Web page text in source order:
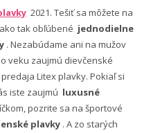
2021. Tešiť sa môžete na
tak obľúbené jednodielne
. Nezabúdame ani na mužov
veku zaujmú dievčenské
Litex plavky. Pokiaľ si
iste zaujmú luxusné
pozrite sa na športové
plavky . A zo starých